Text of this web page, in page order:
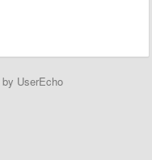
by UserEcho